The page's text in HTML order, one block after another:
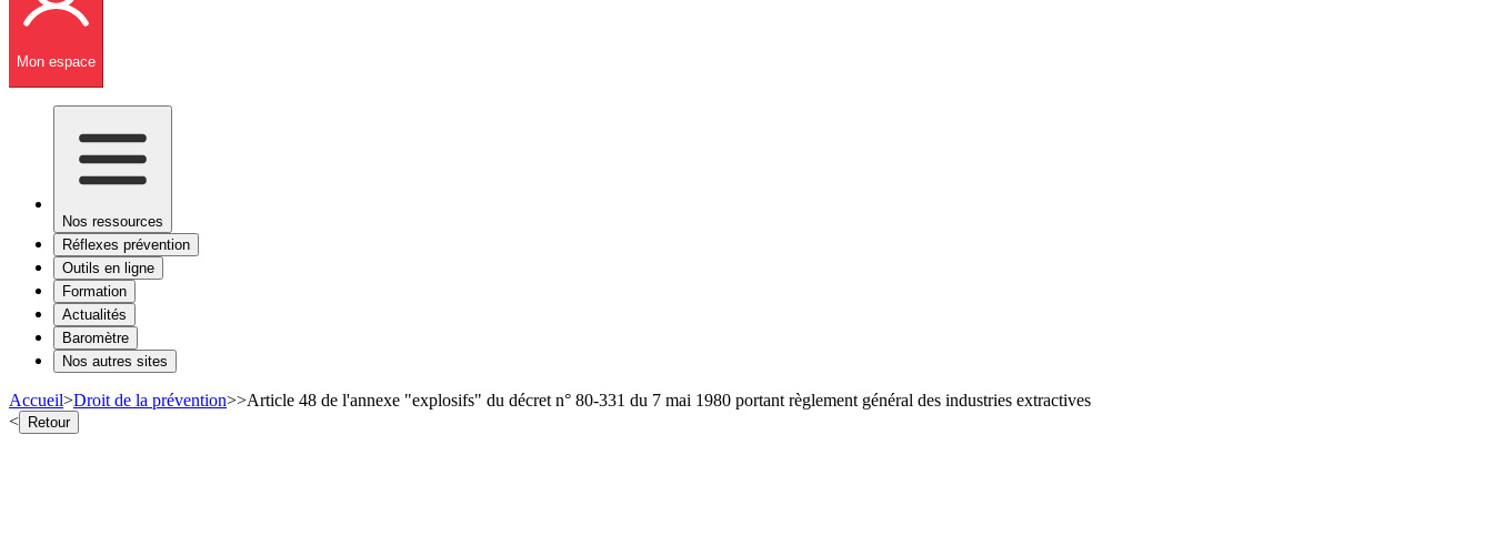
Mon espace
Nos ressources
Réflexes prévention
Outils en ligne
Formation
Actualités
Baromètre
Nos autres sites
Accueil>Droit de la prévention>>Article 48 de l'annexe "explosifs" du décret n° 80-331 du 7 mai 1980 portant règlement général des industries extractives
< Retour